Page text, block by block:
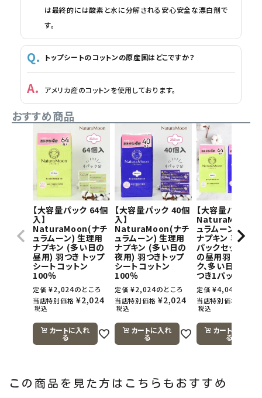
は最終的には酸素と水に分解される安心安全な漂白剤で
す。
トップシートのコットンの原産国はどこですか？
アメリカ産のコットンを使用しております。
おすすめ商品
【大容量パック 64個
入】
NaturaMoon(ナチ
ュラムーン) 生理用
ナプキン (多い日の
昼用) 羽つき トップ
シートコットン
100％
定価 ¥2,024のところ
当店特別価格 ¥2,024
税込
カートに入れ
る
【大容量パック 40個
入】
NaturaMoon(ナチ
ュラムーン) 生理用
ナプキン (多い日の
夜用) 羽つきトップ
シートコットン
100％
定価 ¥2,024のところ
当店特別価格 ¥2,024
税込
カートに入れ
る
【大容量パック】
NaturaMoon(
ュラムーン) 生理
ナプキン 羽つき
パックセット(多
の昼用羽つき1パ
ク、多い日の夜
つき1パック)
定価 ¥4,048
当店特別価格
税込
カートに入れ
る
この商品を見た方はこちらもおすすめ